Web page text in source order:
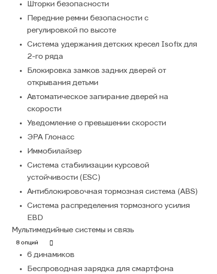
Шторки безопасности
Передние ремни безопасности с
регулировкой по высоте
Система удержания детских кресел Isofix для
2-го ряда
Блокировка замков задних дверей от
открывания детьми
Автоматическое запирание дверей на
скорости
Уведомление о превышении скорости
ЭРА Глонасс
Иммобилайзер
Система стабилизации курсовой
устойчивости (ESC)
Антиблокировочная тормозная система (ABS)
Система распределения тормозного усилия
EBD
Мультимедийные системы и связь
8 опций
6 динамиков
Беспроводная зарядка для смартфона